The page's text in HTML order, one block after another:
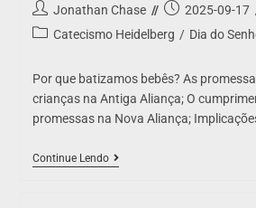
Jonathan Chase
2025-09-17
Catecismo Heidelberg / Dia do
Por que batizamos bebês? As
crianças na Antiga Aliança; O
promessas na Nova Aliança;
Continue Lendo